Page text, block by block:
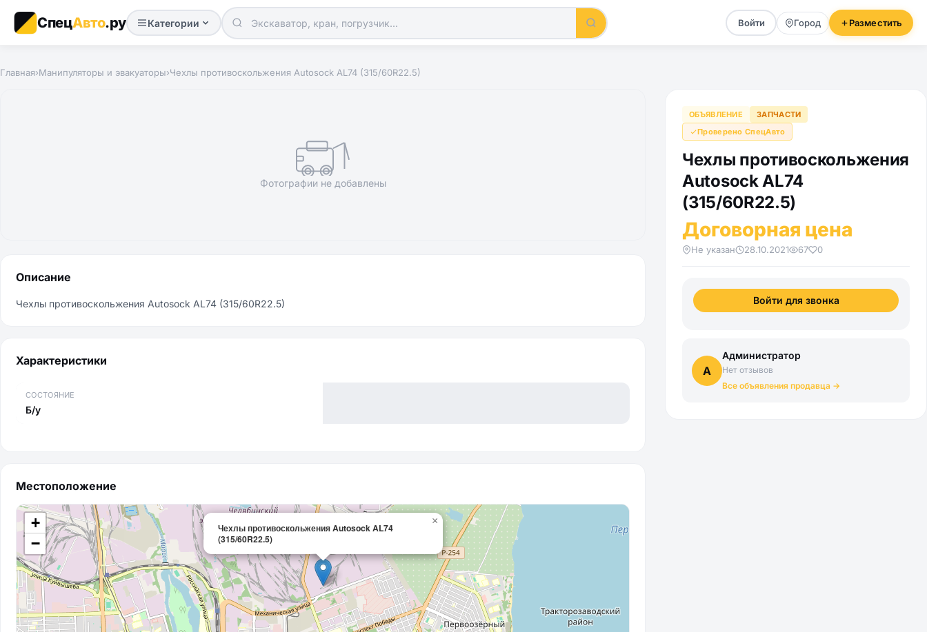
СпецАвто.ру Категории Войти Город Разместить
Главная›Манипуляторы и эвакуаторы›Чехлы противоскольжения Autosock AL74 (315/60R22.5)
Фотографии не добавлены
ОБЪЯВЛЕНИЕ
ЗАПЧАСТИ
Проверено СпецАвто
Чехлы противоскольжения
Autosock AL74
(315/60R22.5)
Договорная цена
Не указан 28.10.2021 67 0
Войти для звонка
А
Администратор
Нет отзывов
Все объявления продавца →
Описание
Чехлы противоскольжения Autosock AL74 (315/60R22.5)
Характеристики
СОСТОЯНИЕ
Б/у
Местоположение
Чехлы противоскольжения Autosock AL74
(315/60R22.5)
×
+
−